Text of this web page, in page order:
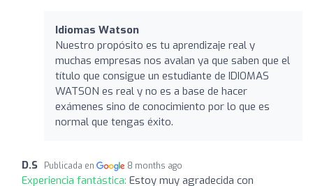
Idiomas Watson
Nuestro propósito es tu aprendizaje real y
muchas empresas nos avalan ya que saben que el
título que consigue un estudiante de IDIOMAS
WATSON es real y no es a base de hacer
exámenes sino de conocimiento por lo que es
normal que tengas éxito.
D.S Publicada en 8 months ago
Experiencia fantástica: Estoy muy agradecida con